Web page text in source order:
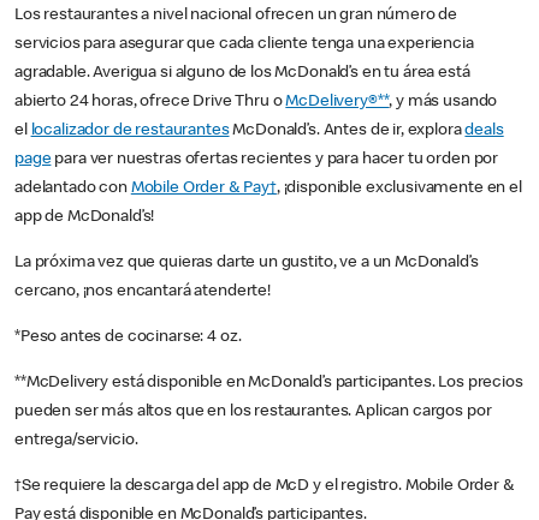
Los restaurantes a nivel nacional ofrecen un gran número de
servicios para asegurar que cada cliente tenga una experiencia
agradable. Averigua si alguno de los McDonald’s en tu área está
abierto 24 horas, ofrece Drive Thru oMcDelivery®**, y más usando
el localizador de restaurantesMcDonald’s. Antes de ir, exploradeals
pagepara ver nuestras ofertas recientes y para hacer tu orden por
adelantado con Mobile Order & Pay†, ¡disponible exclusivamente en el
app de McDonald’s!
La próxima vez que quieras darte un gustito, ve a un McDonald’s
cercano, ¡nos encantará atenderte!
*Peso antes de cocinarse: 4 oz.
**McDelivery está disponible en McDonald’s participantes. Los precios
pueden ser más altos que en los restaurantes. Aplican cargos por
entrega/servicio.
†Se requiere la descarga del app de McD y el registro. Mobile Order &
Pay está disponible en McDonald’s participantes.